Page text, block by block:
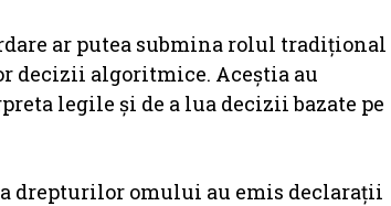
ar putea submina rolul tradițional
decizii algoritmice. Aceștia au
legile și de a lua decizii bazate pe
drepturilor omului au emis declarații